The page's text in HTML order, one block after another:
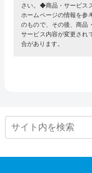
さい。◆商品・サービス
ホームページの情報を参
のもので、その後、商品
サービス内容が変更され
合があります。